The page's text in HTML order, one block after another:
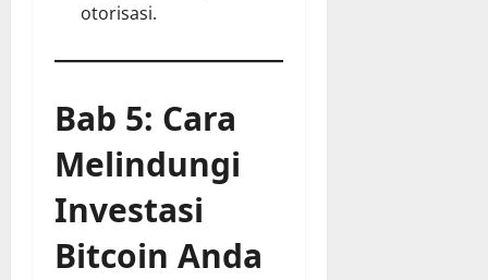
otorisasi.
Bab 5: Cara
Melindungi
Investasi
Bitcoin Anda